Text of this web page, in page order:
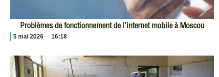
Problèmes de fonctionnement de l’internet mobile à Moscou
5 mai 2026 16:18